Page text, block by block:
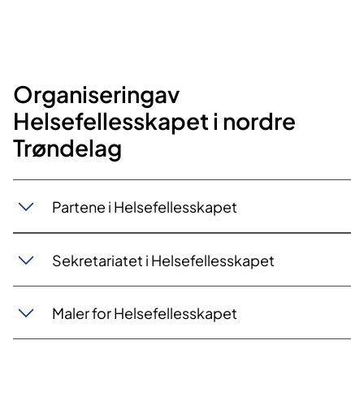
Organiseringav
Helsefellesskapet i nordre
Trøndelag​
Partene i Helsefellesskapet
Sekretariatet i Helsefellesskapet
Maler for Helsefellesskapet